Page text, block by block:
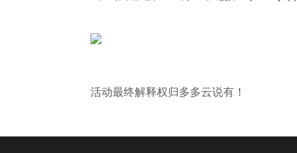
活动最终解释权归多多云说有！